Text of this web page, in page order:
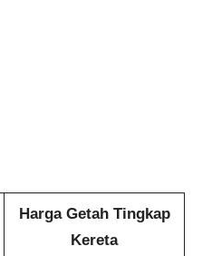
Harga Getah Tingkap
Kereta